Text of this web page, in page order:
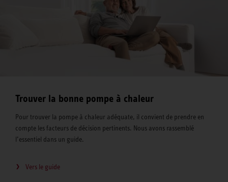
Trouver la bonne pompe à chaleur
Pour trouver la pompe à chaleur adéquate, il convient de prendre en
compte les facteurs de décision pertinents. Nous avons rassemblé
l’essentiel dans un guide.
Vers le guide